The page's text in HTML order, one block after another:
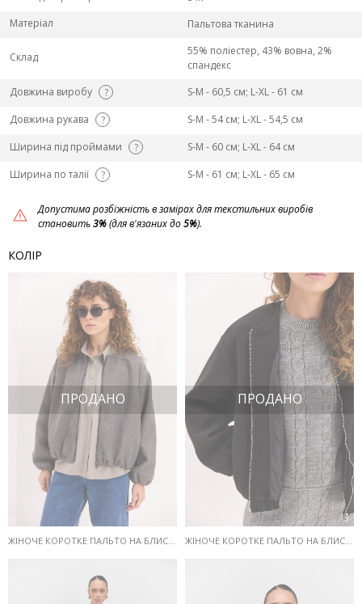
Матеріал
Пальтова тканина
Склад
55% поліестер, 43% вовна, 2%
спандекс
Довжина виробу
?
S-M - 60,5 см; L-ХL - 61 см
Довжина рукава
?
S-M - 54 см; L-ХL - 54,5 см
Ширина під проймами
?
S-M - 60 см; L-ХL - 64 см
Ширина по талії
? S-M - 61 см; L-ХL - 65 см
Допустима розбіжність в замірах для текстильних виробів
становить3%(для в'язаних до5%).
КОЛІР
ПРОДАНО
ЖІНОЧЕ КОРОТКЕ ПАЛЬТО НА БЛИСКАВЦІ ТЕМНО-СІРЕ
ПРОДАНО
ЖІНОЧЕ КОРОТКЕ ПАЛЬТО НА БЛИСКАВЦІ ЧОРНЕ